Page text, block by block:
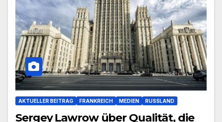
AKTUELLER BEITRAG FRANKREICH MEDIEN RUSSLAND
Sergey Lawrow über Qualität, die